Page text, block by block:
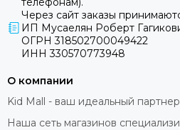
Через сайт заказы
ИП Мусаелян Роберт
ОГРН 318502700049422
ИНН 330570773948
О компании
Kid Mall - ваш идеальный
Наша сеть магазинов